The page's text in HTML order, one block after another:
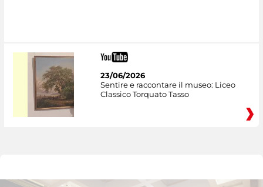
23/06/2026
Sentire e raccontare il museo: Liceo
Classico Torquato Tasso